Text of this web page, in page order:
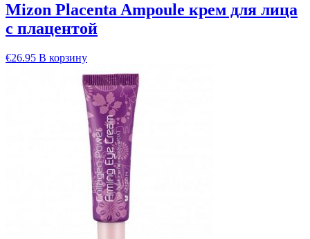
Mizon Placenta Ampoule крем для лица
с плацентой
€26.95 В корзину